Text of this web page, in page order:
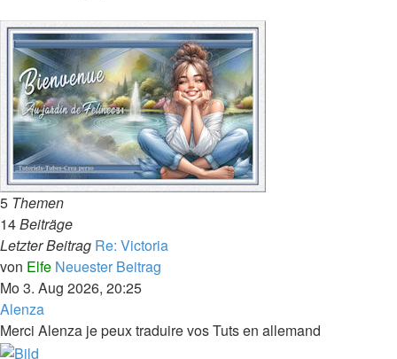
5 Themen
14Beiträge
Letzter Beitrag Re: Victoria
von Elfe Neuester Beitrag
Mo 3. Aug 2026, 20:25
Alenza
Merci Alenza je peux traduire vos Tuts en allemand